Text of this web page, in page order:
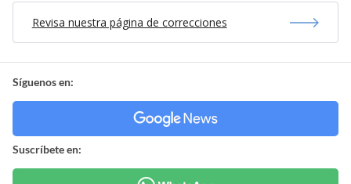
Revisa nuestra página de correcciones
Síguenos en:
Suscríbete en: